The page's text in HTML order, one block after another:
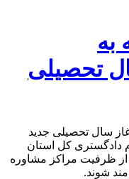
به
تحصیلی
دادگستری کل استان
از ظرفیت مراکز مشاوره
شوند.